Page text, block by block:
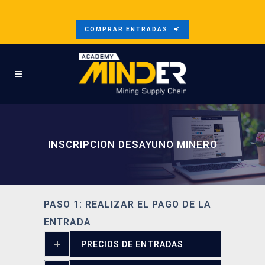
COMPRAR ENTRADAS
INSCRIPCION DESAYUNO MINERO
PASO 1: REALIZAR EL PAGO DE LA
ENTRADA
PRECIOS DE ENTRADAS